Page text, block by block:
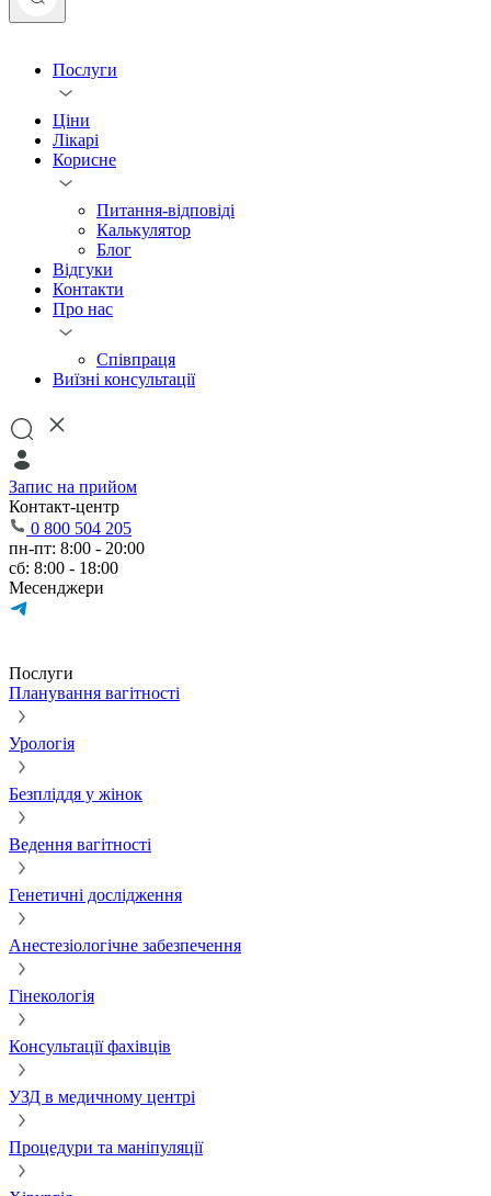
Послуги
Ціни
Лікарі
Корисне
Питання-відповіді
Калькулятор
Блог
Відгуки
Контакти
Про нас
Співпраця
Виїзні консультації
Запис на прийом
Контакт-центр
0 800 504 205
пн-пт: 8:00 - 20:00
сб: 8:00 - 18:00
Месенджери
Послуги
Планування вагітності
Урологія
Безпліддя у жінок
Ведення вагітності
Генетичні дослідження
Анестезіологічне забезпечення
Гінекологія
Консультації фахівців
УЗД в медичному центрі
Процедури та маніпуляції